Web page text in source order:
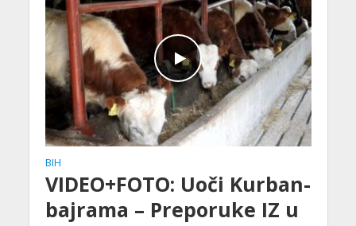
BIH
VIDEO+FOTO: Uoči Kurban-
bajrama – Preporuke IZ u